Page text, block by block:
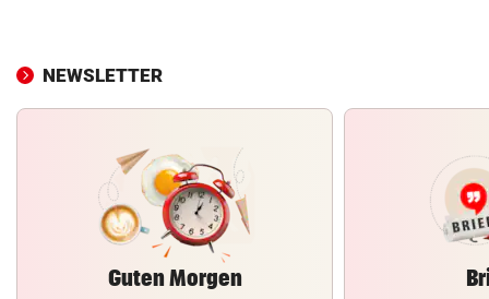
NEWSLETTER
Guten Morgen